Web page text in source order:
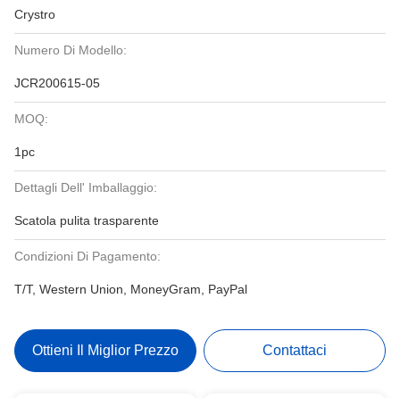
Crystro
Numero Di Modello:
JCR200615-05
MOQ:
1pc
Dettagli Dell' Imballaggio:
Scatola pulita trasparente
Condizioni Di Pagamento:
T/T, Western Union, MoneyGram, PayPal
Ottieni Il Miglior Prezzo Contattaci